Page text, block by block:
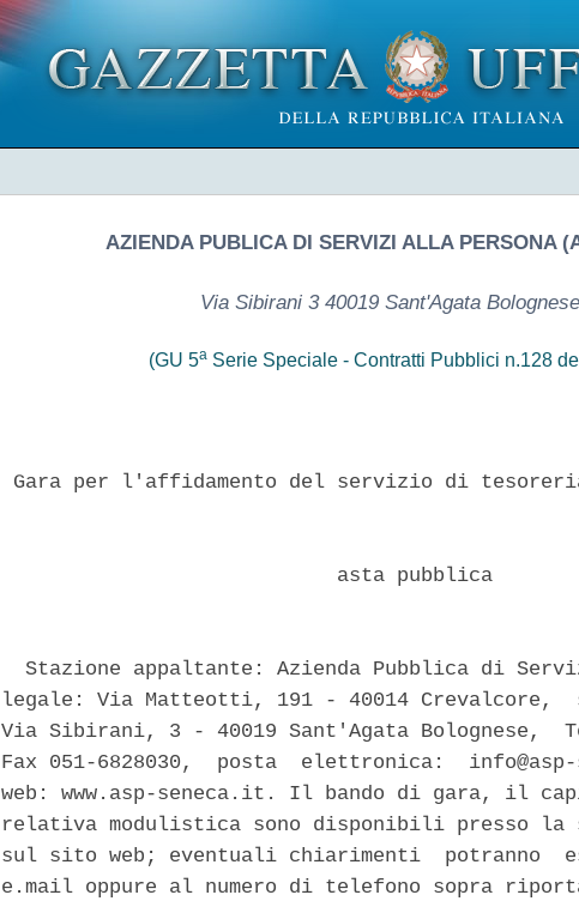
AZIENDA PUBLICA DI SERVIZI ALLA PERSONA
Via Sibirani 3 40019 Sant'Agata
(GU 5a Serie Speciale - Contratti Pubblici n.128
Gara per l'affidamento del servizio di
                            asta pubblica
Stazione appaltante: Azienda Pubblica di
legale: Via Matteotti, 191 - 40014 Crevalcore,
Via Sibirani, 3 - 40019 Sant'Agata Bolognese,
Fax 051-6828030,  posta  elettronica:
web: www.asp-seneca.it. Il bando di gara, il
relativa modulistica sono disponibili presso la
sul sito web; eventuali chiarimenti  potranno
e.mail oppure al numero di telefono sopra